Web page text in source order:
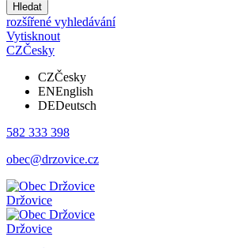
Hledat
rozšířené vyhledávání
Vytisknout
CZČesky
CZČesky
ENEnglish
DEDeutsch
582 333 398
obec@drzovice.cz
Držovice
Držovice